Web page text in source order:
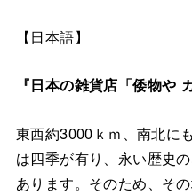
【日本語】
『日本の雑貨店「倭物や
東西約3000ｋｍ、南北に
は四季が有り、永い歴史
あります。そのため、そ